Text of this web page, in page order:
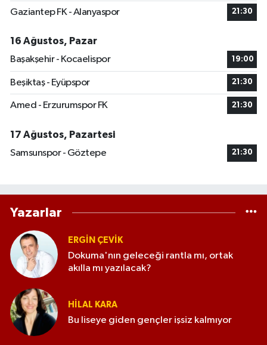
Gaziantep FK - Alanyaspor 21:30
16 Ağustos, Pazar
Başakşehir - Kocaelispor
19:00
Beşiktaş - Eyüpspor 21:30
Amed - Erzurumspor FK 21:30
17 Ağustos, Pazartesi
Samsunspor - Göztepe
21:30
Yazarlar
ERGIN ÇEVİK
Dokuma'nın geleceği rantla mı, ortak
akılla mı yazılacak?
HILAL KARA
Bu liseye giden gençler işsiz kalmıyor